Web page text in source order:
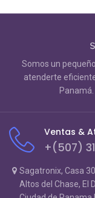
Somos un
atenderte
Ventas &
+(507)
Sagatronix, Casa
Altos del Chase, El